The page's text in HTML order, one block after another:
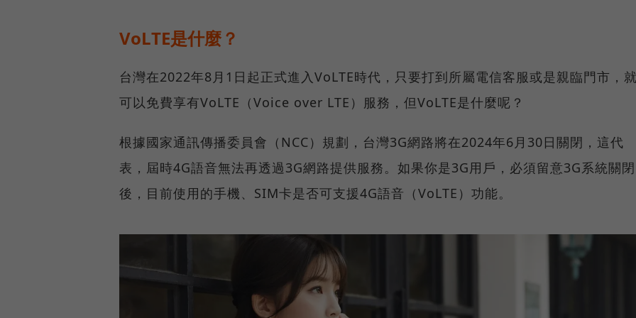
VoLTE是什麼？
台灣在2022年8月1日起正式進入VoLTE時代，只要打到所屬電信客服或是親臨門市，
可以免費享有VoLTE（Voice over LTE）服務，但VoLTE是什麼呢？
根據國家通訊傳播委員會（NCC）規劃，台灣3G網路將在2024年6月30日關閉，這代
表，屆時4G語音無法再透過3G網路提供服務。如果你是3G用戶，必須留意3G系統關閉
後，目前使用的手機、SIM卡是否可支援4G語音（VoLTE）功能。